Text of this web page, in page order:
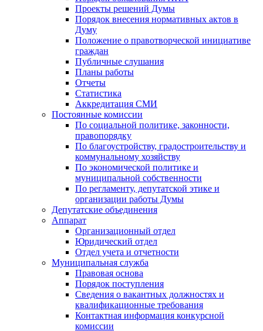
Проекты решений Думы
Порядок внесения нормативных актов в
Думу
Положение о правотворческой инициативе
граждан
Публичные слушания
Планы работы
Отчеты
Статистика
Аккредитация СМИ
Постоянные комиссии
По социальной политике, законности,
правопорядку
По благоустройству, градостроительству и
коммунальному хозяйству
По экономической политике и
муниципальной собственности
По регламенту, депутатской этике и
организации работы Думы
Депутатские объединения
Аппарат
Организационный отдел
Юридический отдел
Отдел учета и отчетности
Муниципальная служба
Правовая основа
Порядок поступления
Сведения о вакантных должностях и
квалификационные требования
Контактная информация конкурсной
комиссии